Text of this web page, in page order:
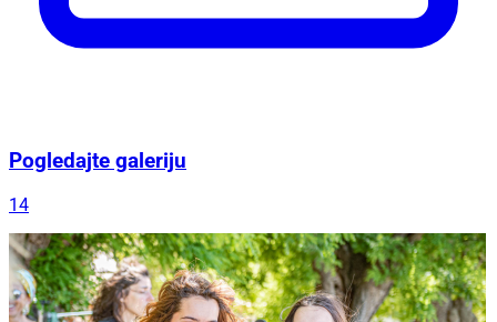
Pogledajte galeriju
14